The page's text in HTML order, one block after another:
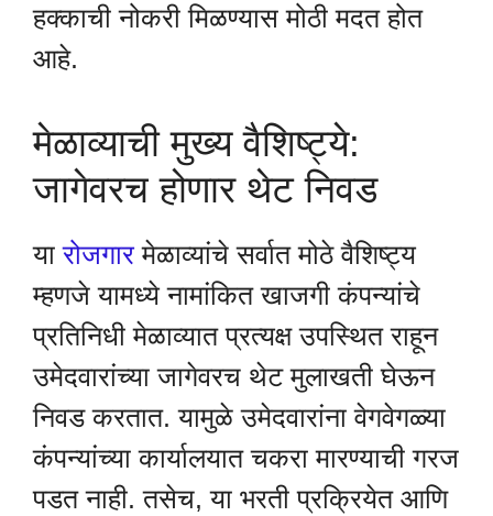
हक्काची नोकरी मिळण्यास मोठी मदत होत
आहे.
मेळाव्याची मुख्य वैशिष्ट्ये:
जागेवरच होणार थेट निवड
यारोजगारमेळाव्यांचे सर्वात मोठे वैशिष्ट्य
म्हणजे यामध्ये नामांकित खाजगी कंपन्यांचे
प्रतिनिधी मेळाव्यात प्रत्यक्ष उपस्थित राहून
उमेदवारांच्या जागेवरच थेट मुलाखती घेऊन
निवड करतात. यामुळे उमेदवारांना वेगवेगळ्या
कंपन्यांच्या कार्यालयात चकरा मारण्याची गरज
पडत नाही. तसेच, या भरती प्रक्रियेत आणि